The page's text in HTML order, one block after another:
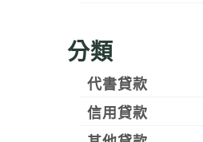
分類
代書貸款
信用貸款